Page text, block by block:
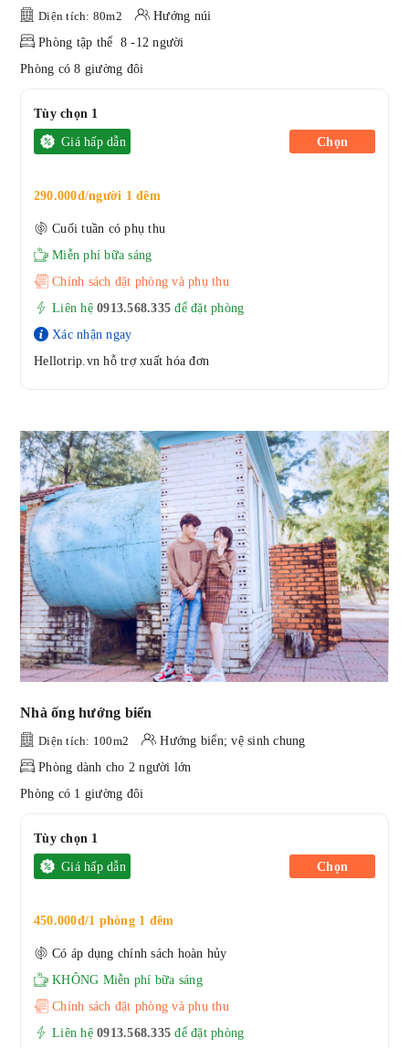
Diện tích: 80m2
Hướng núi
Phòng tập thể 8 -12 người
Phòng có 8 giường đôi
Tùy chọn 1
Giá hấp dẫn
290.000đ/người 1 đêm
Cuối tuần có phụ thu
Miễn phí bữa sáng
Chính sách đặt phòng và phụ thu
Liên hệ 0913.568.335 để đặt phòng
Xác nhận ngay
Hellotrip.vn hỗ trợ xuất hóa đơn
Chọn
Nhà ống hướng biển
Diện tích: 100m2
Hướng biển; vệ sinh chung
Phòng dành cho 2 người lớn
Phòng có 1 giường đôi
Tùy chọn 1
Giá hấp dẫn
450.000đ/1 phòng 1 đêm
Có áp dụng chính sách hoàn hủy
KHÔNG Miễn phí bữa sáng
Chính sách đặt phòng và phụ thu
Liên hệ 0913.568.335 để đặt phòng
Chọn